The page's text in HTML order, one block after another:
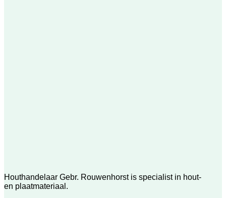
Houthandelaar Gebr. Rouwenhorst is specialist in hout-
en plaatmateriaal.